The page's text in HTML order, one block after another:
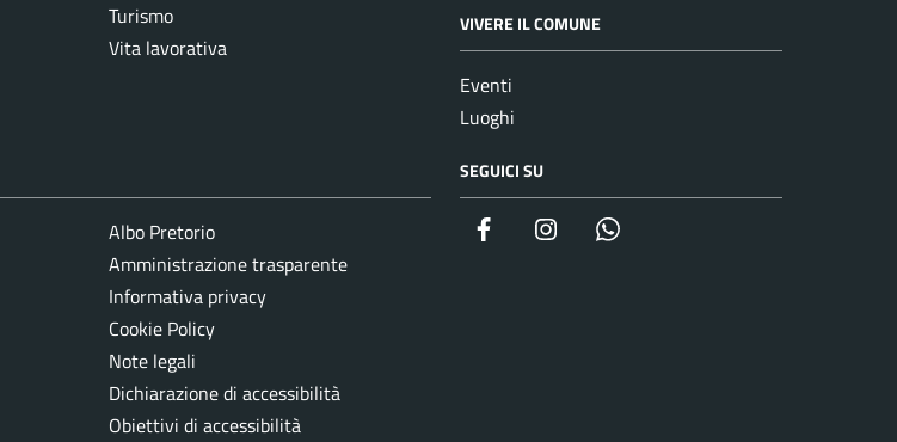
Turismo
Vita lavorativa
VIVERE IL COMUNE
Eventi
Luoghi
Albo Pretorio
Amministrazione trasparente
Informativa privacy
Cookie Policy
Note legali
Dichiarazione di accessibilità
Obiettivi di accessibilità
SEGUICI SU
Facebook Instagram